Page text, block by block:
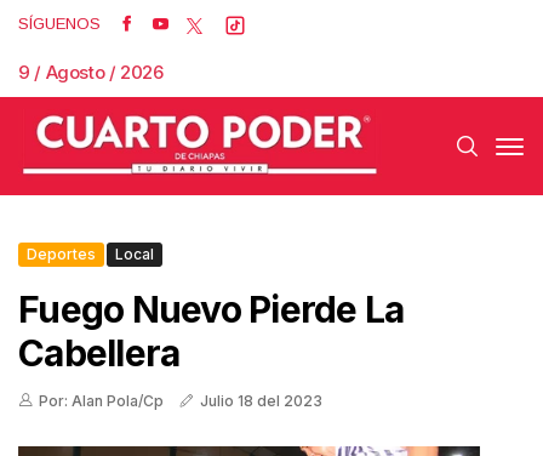
SÍGUENOS
9 / Agosto / 2026
Deportes Local
Fuego Nuevo Pierde La
Cabellera
Por: Alan Pola/Cp Julio 18 del 2023